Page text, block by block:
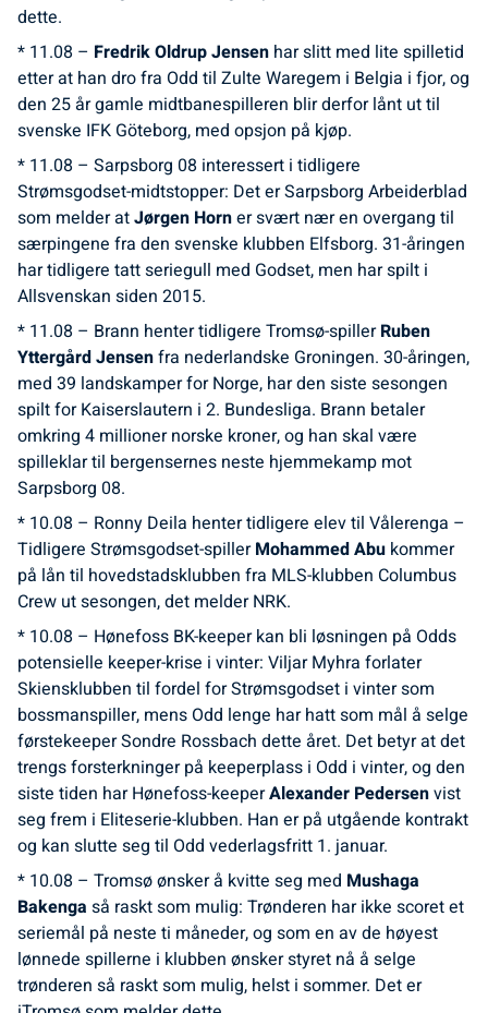
dette.
* 11.08 – Fredrik Oldrup Jensen har slitt med lite spilletid
etter at han dro fra Odd til Zulte Waregem i Belgia i fjor, og
den 25 år gamle midtbanespilleren blir derfor lånt ut til
svenske IFK Göteborg, med opsjon på kjøp.
* 11.08 – Sarpsborg 08 interessert i tidligere
Strømsgodset-midtstopper: Det er Sarpsborg Arbeiderblad
som melder atJørgen Horner svært nær en overgang til
særpingene fra den svenske klubben Elfsborg. 31-åringen
har tidligere tatt seriegull med Godset, men har spilt i
Allsvenskan siden 2015.
* 11.08 – Brann henter tidligere Tromsø-spillerRuben
Yttergård Jensenfra nederlandske Groningen. 30-åringen,
med 39 landskamper for Norge, har den siste sesongen
spilt for Kaiserslautern i 2. Bundesliga. Brann betaler
omkring 4 millioner norske kroner, og han skal være
spilleklar til bergensernes neste hjemmekamp mot
Sarpsborg 08.
* 10.08 – Ronny Deila henter tidligere elev til Vålerenga –
Tidligere Strømsgodset-spillerMohammed Abu kommer
på lån til hovedstadsklubben fra MLS-klubben Columbus
Crew ut sesongen, det melder NRK.
* 10.08 – Hønefoss BK-keeper kan bli løsningen på Odds
potensielle keeper-krise i vinter: Viljar Myhra forlater
Skiensklubben til fordel for Strømsgodset i vinter som
bossmanspiller, mens Odd lenge har hatt som mål å selge
førstekeeper Sondre Rossbach dette året. Det betyr at det
trengs forsterkninger på keeperplass i Odd i vinter, og den
siste tiden har Hønefoss-keeperAlexander Pedersenvist
seg frem i Eliteserie-klubben. Han er på utgående kontrakt
og kan slutte seg til Odd vederlagsfritt 1. januar.
* 10.08 – Tromsø ønsker å kvitte seg med Mushaga
Bakenga så raskt som mulig: Trønderen har ikke scoret et
seriemål på neste ti måneder, og som en av de høyest
lønnede spillerne i klubben ønsker styret nå å selge
trønderen så raskt som mulig, helst i sommer. Det er